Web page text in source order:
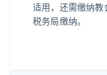
适用，还需缴纳
税务局缴纳。
巴西
PortuguêsEnglish